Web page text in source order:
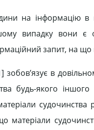
на інформацію в
випадку вони
запит, на що
в
будь-якого
матеріали